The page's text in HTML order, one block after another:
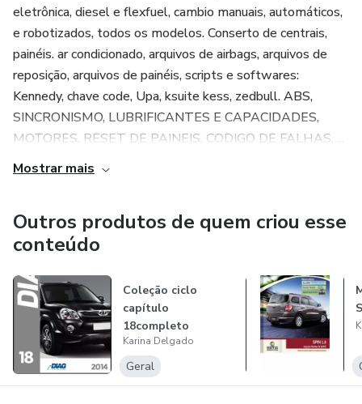
Centrais eletrônicas
Relés
Fusíveis
Conectores de diagnóstico
Interruptor inercial
Procedimentos:
Ajustes básicos dos sistemas
Auto-adaptativos dos sistemas
Esquema elétrico:
eletrônica, diesel e flexfuel, cambio manuais, automáticos,
e robotizados, todos os modelos. Conserto de centrais,
painéis. ar condicionado, arquivos de airbags, arquivos de
reposição, arquivos de painéis, scripts e softwares:
Kennedy, chave code, Upa, ksuite kess, zedbull. ABS,
SINCRONISMO, LUBRIFICANTES E CAPACIDADES,
MOTORES, RESET DE PAINEIS, CODIGO DE FALHAS, ...
Mostrar mais
Outros produtos de quem criou esse
conteúdo
Coleção ciclo
capítulo
18completo
Karina Delgado
Geral